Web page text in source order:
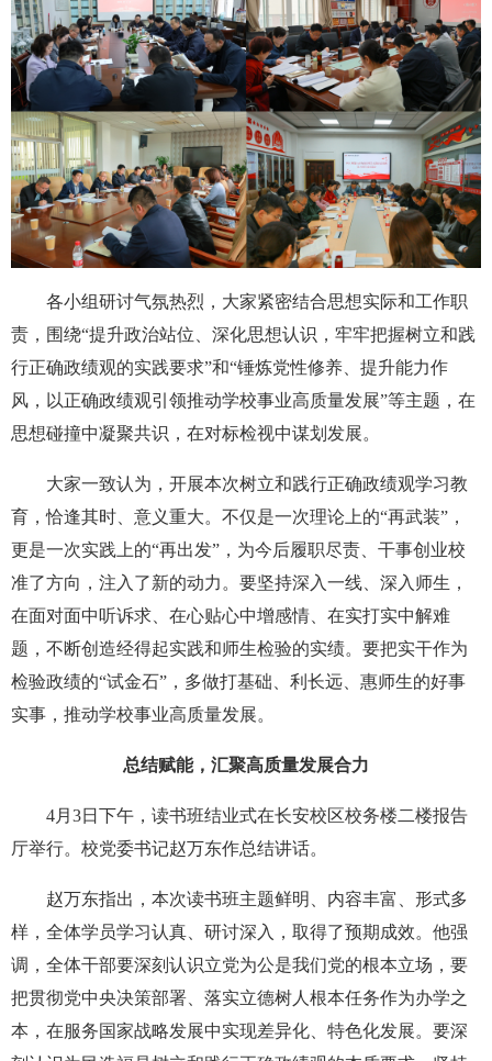
各小组研讨气氛热烈，大家紧密结合思想实际和工作职
责，围绕“提升政治站位、深化思想认识，牢牢把握树立和践
行正确政绩观的实践要求”和“锤炼党性修养、提升能力作
风，以正确政绩观引领推动学校事业高质量发展”等主题，在
思想碰撞中凝聚共识，在对标检视中谋划发展。
大家一致认为，开展本次树立和践行正确政绩观学习教
育，恰逢其时、意义重大。不仅是一次理论上的“再武装”，
更是一次实践上的“再出发”，为今后履职尽责、干事创业校
准了方向，注入了新的动力。要坚持深入一线、深入师生，
在面对面中听诉求、在心贴心中增感情、在实打实中解难
题，不断创造经得起实践和师生检验的实绩。要把实干作为
检验政绩的“试金石”，多做打基础、利长远、惠师生的好事
实事，推动学校事业高质量发展。
总结赋能，汇聚高质量发展合力
4月3日下午，读书班结业式在长安校区校务楼二楼报告
厅举行。校党委书记赵万东作总结讲话。
赵万东指出，本次读书班主题鲜明、内容丰富、形式多
样，全体学员学习认真、研讨深入，取得了预期成效。他强
调，全体干部要深刻认识立党为公是我们党的根本立场，要
把贯彻党中央决策部署、落实立德树人根本任务作为办学之
本，在服务国家战略发展中实现差异化、特色化发展。要深